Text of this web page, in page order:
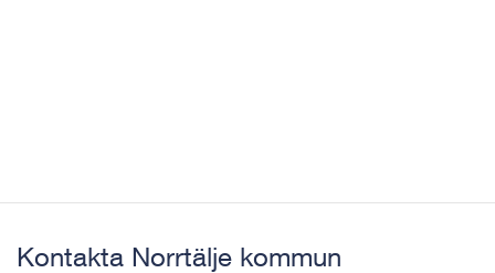
Kontakta Norrtälje kommun